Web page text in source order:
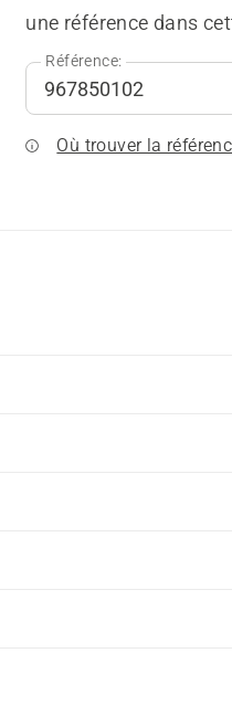
une référence dans
Référence:
Où trouver la